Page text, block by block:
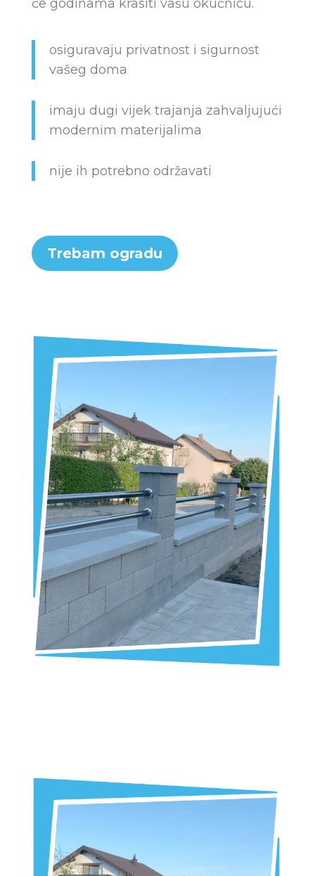
će godinama krasiti vašu okućnicu.
osiguravaju privatnost i sigurnost
vašeg doma
imaju dugi vijek trajanja zahvaljujući
modernim materijalima
nije ih potrebno održavati
Trebam ogradu